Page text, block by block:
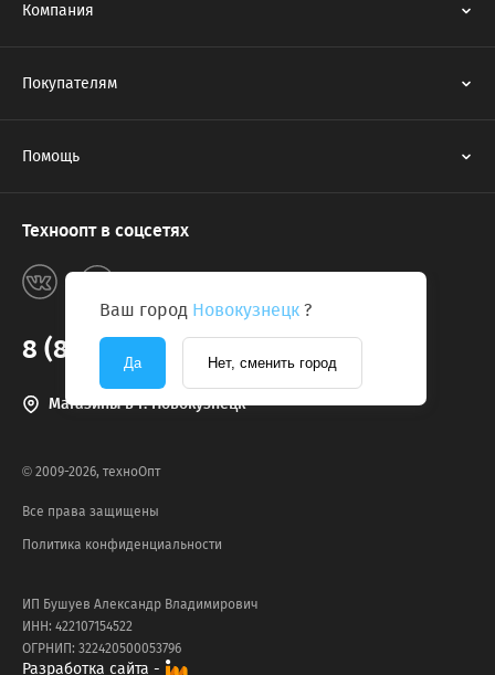
Ваш город Новокузнецк ?
Да Нет, сменить город
Компания
Покупателям
Помощь
Техноопт в соцсетях
8 (800) 775-2131
Магазины в г. Новокузнецк
© 2009-2026, техноОпт
Все права защищены
Политика конфиденциальности
ИП Бушуев Александр Владимирович
ИНН: 422107154522
ОГРНИП: 322420500053796
Разработка сайта -